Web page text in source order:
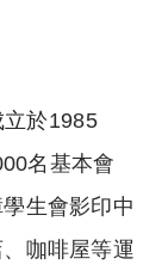
立於1985
名基本會
生會影印中
咖啡屋等運